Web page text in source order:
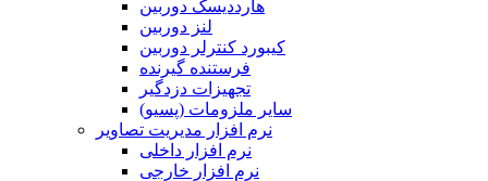
هارددیسک دوربین
لنز دوربین
کیبورد کنترلر دوربین
فرستنده گیرنده
تجهیزات دزدگیر
سایر ملزومات (پسیو)
نرم افزار مدیریت تصاویر
نرم افزار داخلی
نرم افزار خارجی